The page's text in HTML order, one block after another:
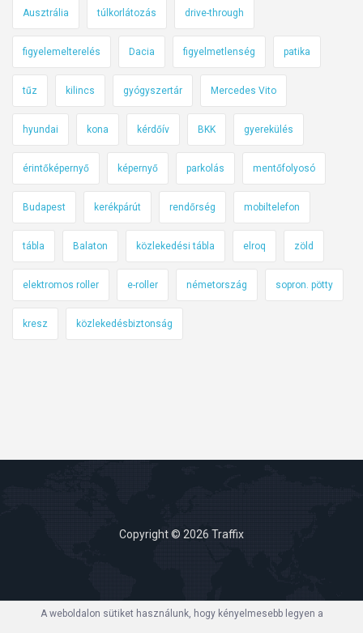
Ausztrália túlkorlátozás drive-through
figyelemelterelés Dacia figyelmetlenség patika
tűz kilincs gyógyszertár Mercedes Vito
hyundai kona kérdőív BKK gyerekülés
érintőképernyő képernyő parkolás mentőfolyosó
Budapest kerékpárút rendőrség mobiltelefon
tábla Balaton közlekedési tábla elroq zöld
elektromos roller e-roller németország sopron. pötty
kresz közlekedésbiztonság
Copyright © 2026 Traffix
A weboldalon sütiket használunk, hogy kényelmesebb legyen a